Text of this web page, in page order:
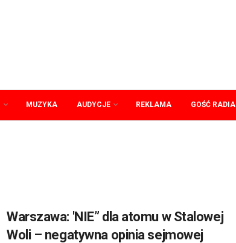
MUZYKA AUDYCJE REKLAMA GOŚĆ RADIA
Warszawa: 'NIE” dla atomu w Stalowej
Woli – negatywna opinia sejmowej